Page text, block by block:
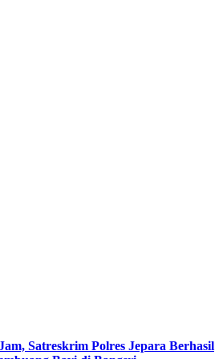
Satreskrim Polres Jepara Berhasil